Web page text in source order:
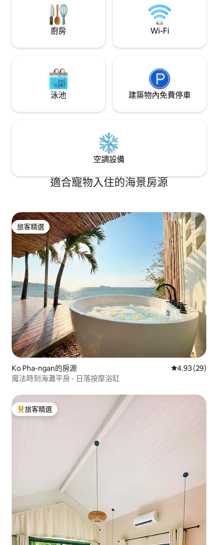
level hosting (check‑in, transport,
experiences) If you want luxury that
actually feels like peace—welcome to
廚房 Wi-Fi
泳池 建築物內免費停車
空調設備
適合寵物入住的海景房源
旅客精選
旅客精選
Ko Pha-ngan的房源 從 29 則評價
4.93 (29)
魔法時刻海灘平房 - 日落按摩浴缸
旅客精選榜首
旅客精選